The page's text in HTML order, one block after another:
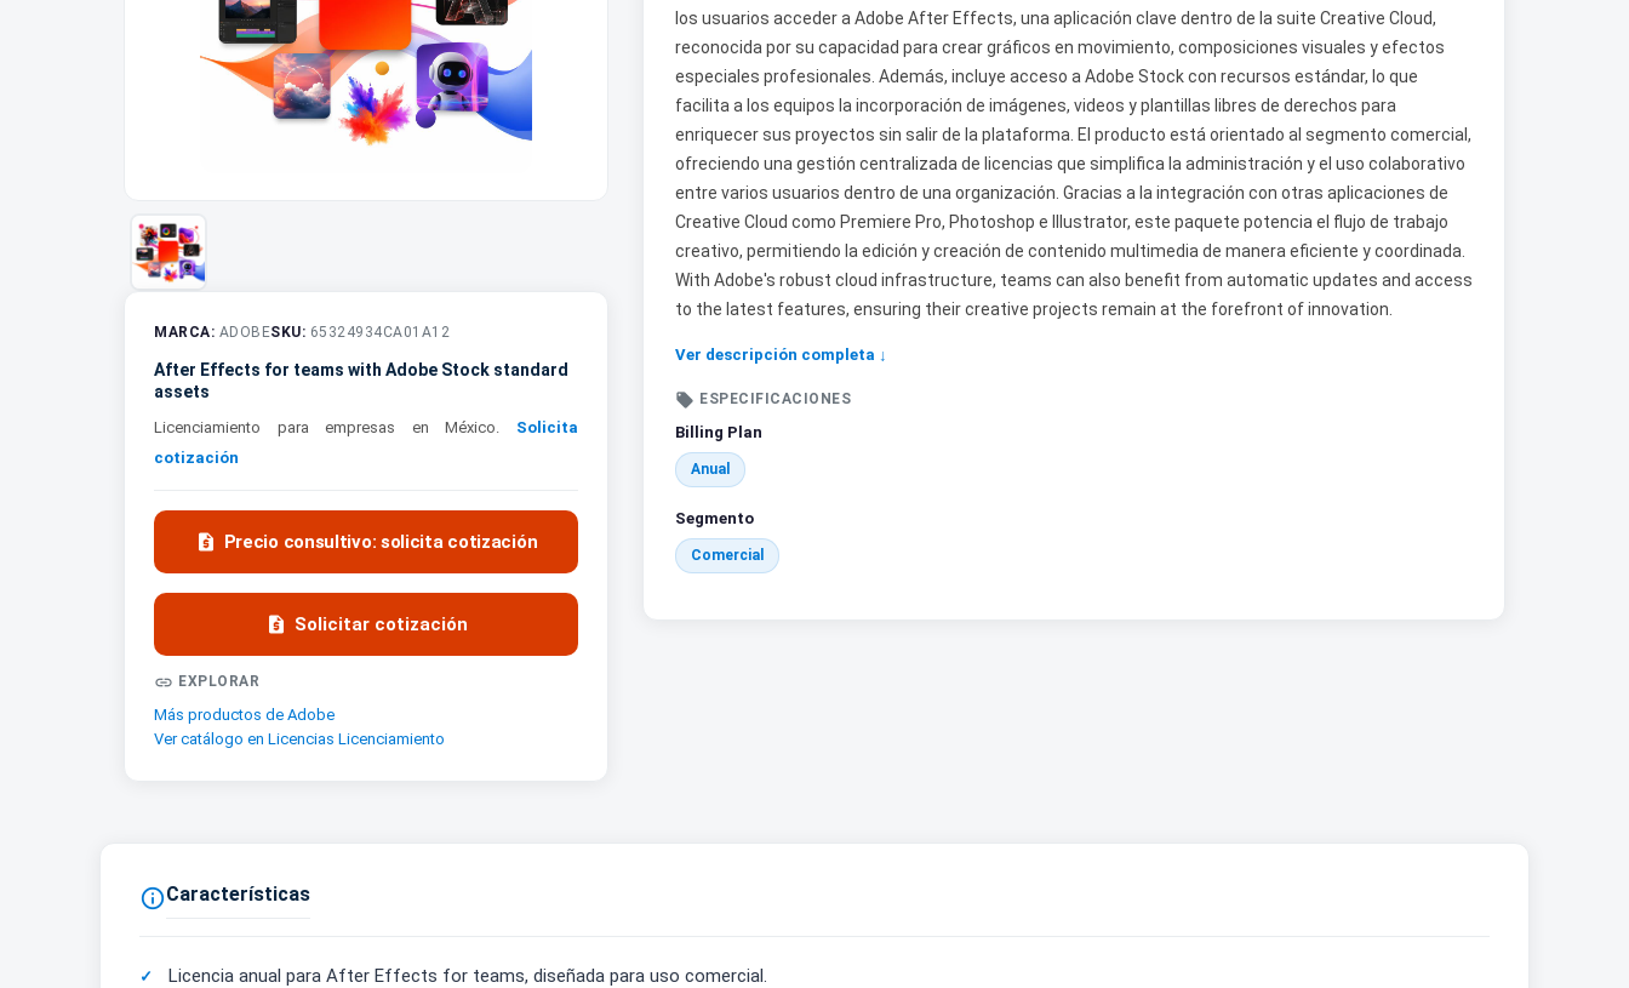
MARCA: ADOBESKU: 65324934CA01A12
After Effects for teams with Adobe Stock standard
assets
Licenciamiento para empresas en México. Solicita
cotización
 Precio consultivo: solicita cotización
 Solicitar cotización
 EXPLORAR
Más productos de Adobe
Ver catálogo en Licencias Licenciamiento
los usuarios acceder a Adobe After Effects, una aplicación clave dentro de la suite Creative Cloud,
reconocida por su capacidad para crear gráficos en movimiento, composiciones visuales y efectos
especiales profesionales. Además, incluye acceso a Adobe Stock con recursos estándar, lo que
facilita a los equipos la incorporación de imágenes, videos y plantillas libres de derechos para
enriquecer sus proyectos sin salir de la plataforma. El producto está orientado al segmento comercial,
ofreciendo una gestión centralizada de licencias que simplifica la administración y el uso colaborativo
entre varios usuarios dentro de una organización. Gracias a la integración con otras aplicaciones de
Creative Cloud como Premiere Pro, Photoshop e Illustrator, este paquete potencia el flujo de trabajo
creativo, permitiendo la edición y creación de contenido multimedia de manera eficiente y coordinada.
With Adobe's robust cloud infrastructure, teams can also benefit from automatic updates and access
to the latest features, ensuring their creative projects remain at the forefront of innovation.
Ver descripción completa ↓
 ESPECIFICACIONES
Billing Plan
Anual
Segmento
Comercial
Características
Licencia anual para After Effects for teams, diseñada para uso comercial.